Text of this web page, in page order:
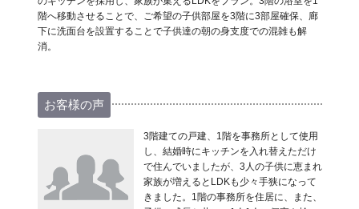
階へ移動させることで、ご希望の子供部屋を3階に3部屋確保、廊
下に洗面台を設置することで子供達の朝の身支度での混雑も解
消。
お客様の声
3階建ての戸建、1階を事務所として使用
し、結婚時にキッチンを入れ替えただけ
で住んでいましたが、3人の子供に恵まれ
家族が増えるとLDKも少々手狭になって
きました。1階の事務所を住居に、また、